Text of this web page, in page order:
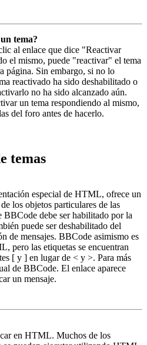
tema?
al enlace que dice "Reactivar
el mismo, puede "reactivar" el tema
página. Sin embargo, si no lo
reactivado ha sido deshabilitado o
no ha sido alcanzado aún.
un tema respondiendo al mismo,
del foro antes de hacerlo.
temas
especial de HTML, ofrece un
los objetos particulares de las
BBCode debe ser habilitado por la
puede ser deshabilitado del
de mensajes. BBCode asimismo es
pero las etiquetas se encuentran
[ y ] en lugar de < y >. Para más
de BBCode. El enlace aparece
un mensaje.
en HTML. Muchos de los